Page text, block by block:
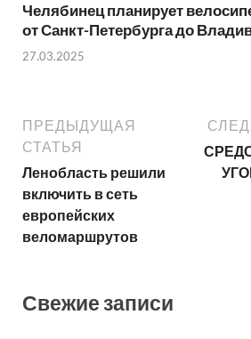
Челябинец планирует
от Санкт-Петербурга до
27.03.2025
ПРЕДЫДУЩАЯ
СТАТЬЯ
Ленобласть решили
включить в сеть
европейских
веломаршрутов
Свежие записи